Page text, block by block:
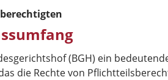
(BGH) ein
die Rechte von